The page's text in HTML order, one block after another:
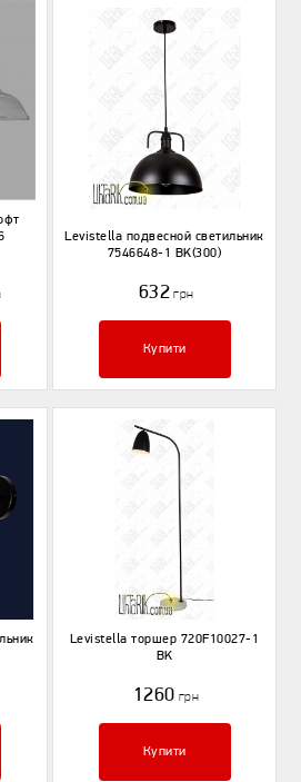
Levistella подвесной светильник
7546648-1 BK(300)
632 грн
Купити
Levistella торшер 720F10027-1
BK
1260 грн
Купити